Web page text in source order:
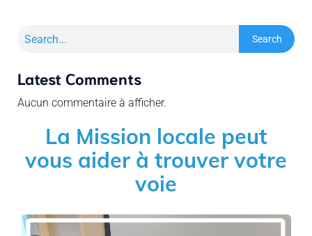
Search
Latest Comments
Aucun commentaire à afficher.
La Mission locale peut
vous aider à trouver votre
voie